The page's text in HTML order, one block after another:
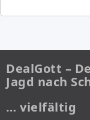
DealGott –
Jagd nach
… vielfältig